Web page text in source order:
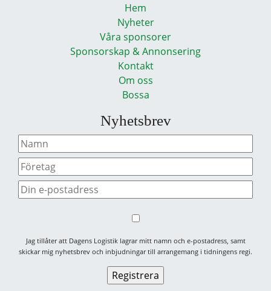
Hem
Nyheter
Våra sponsorer
Sponsorskap & Annonsering
Kontakt
Om oss
Bossa
Nyhetsbrev
Jag tillåter att Dagens Logistik lagrar mitt namn och e-postadress, samt
skickar mig nyhetsbrev och inbjudningar till arrangemang i tidningens regi.